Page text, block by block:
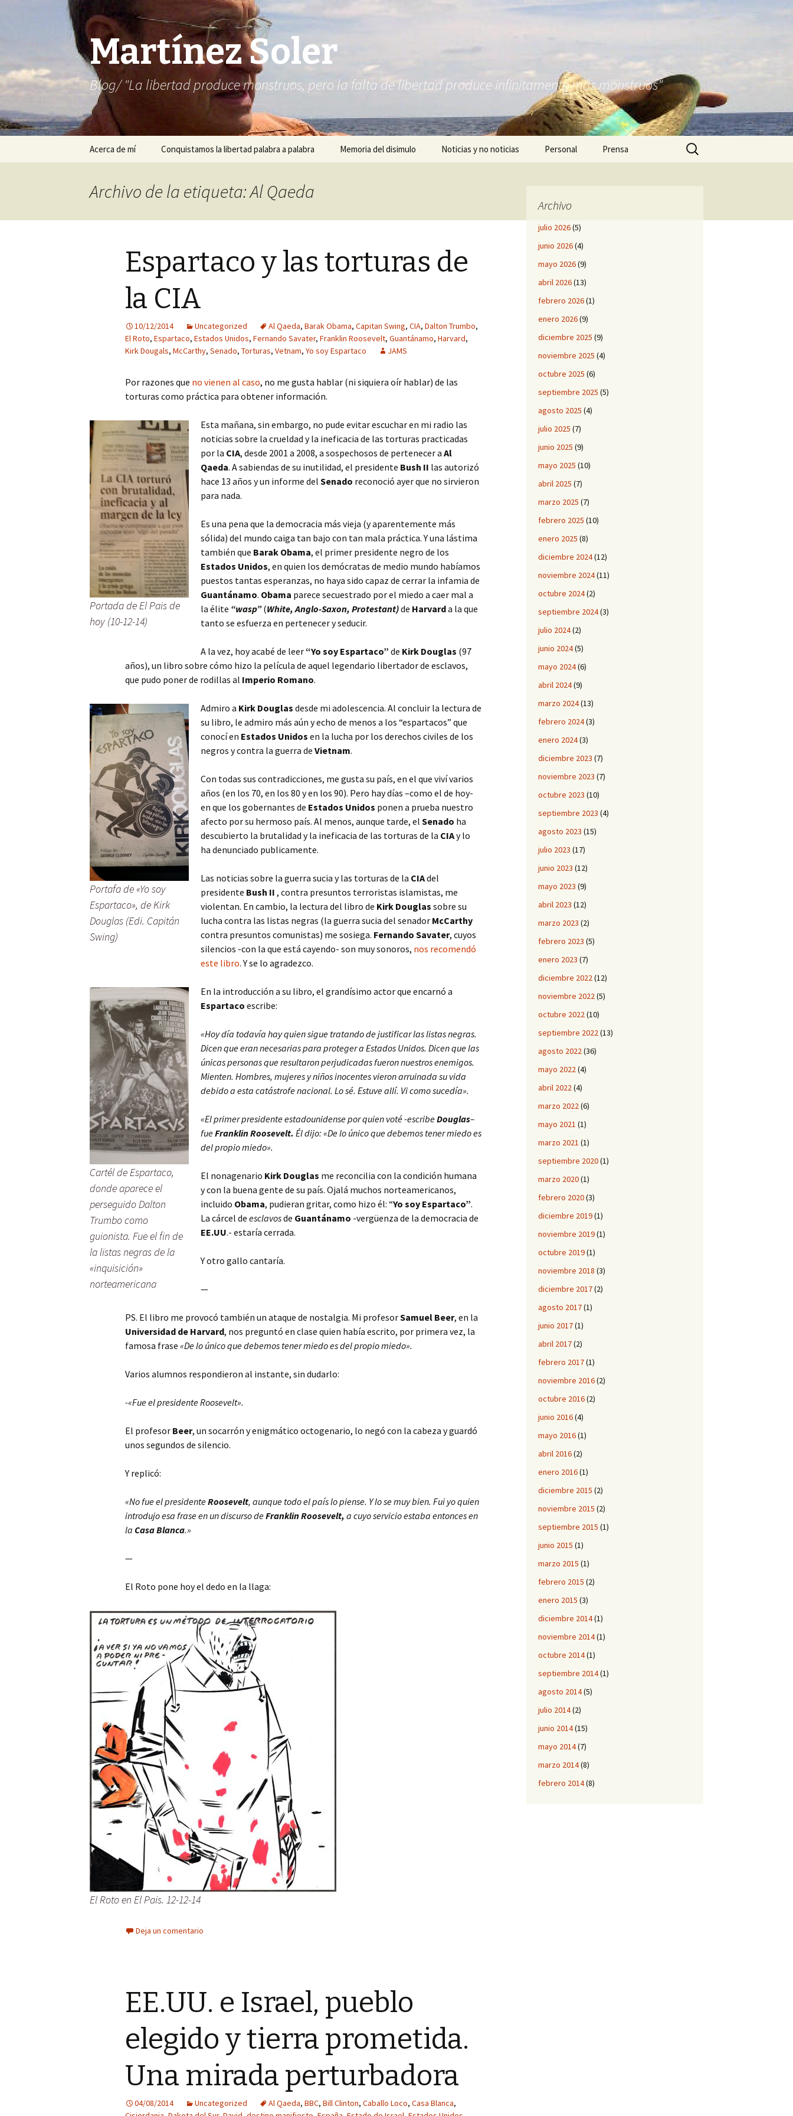
Martínez Soler
Blog/ "La libertad produce monstruos, pero la falta de libertad produce infinitamente más monstruos"
Saltar
Acerca de mí Conquistamos la libertad palabra a palabra Memoria del disimulo Noticias y no noticias Personal Prensa Buscar:
Archivo de la etiqueta: Al Qaeda
Espartaco y las torturas de
la CIA
10/12/2014 Uncategorized Al Qaeda, Barak Obama, Capitan Swing, CIA, Dalton Trumbo,
El Roto, Espartaco, Estados Unidos, Fernando Savater, Franklin Roosevelt, Guantánamo, Harvard,
Kirk Dougals, McCarthy, Senado, Torturas, Vetnam, Yo soy Espartaco JAMS
Por razones que no vienen al caso, no me gusta hablar (ni siquiera oír hablar) de las
torturas como práctica para obtener información.
Portada de El Pais de
hoy (10-12-14)
Esta mañana, sin embargo, no pude evitar escuchar en mi radio las
noticias sobre la crueldad y la ineficacia de las torturas practicadas
por la CIA, desde 2001 a 2008, a sospechosos de pertenecer a Al
Qaeda. A sabiendas de su inutilidad, el presidente Bush II las autorizó
hace 13 años y un informe del Senado reconoció ayer que no sirvieron
para nada.
Es una pena que la democracia más vieja (y aparentemente más
sólida) del mundo caiga tan bajo con tan mala práctica. Y una lástima
también que Barak Obama, el primer presidente negro de los
Estados Unidos, en quien los demócratas de medio mundo habíamos
puestos tantas esperanzas, no haya sido capaz de cerrar la infamia de
Guantánamo. Obama parece secuestrado por el miedo a caer mal a
la élite “wasp”(White, Anglo-Saxon, Protestant)de Harvarda la que
tanto se esfuerza en pertenecer y seducir.
A la vez, hoy acabé de leer“Yo soy Espartaco” de Kirk Douglas (97
años), un libro sobre cómo hizo la película de aquel legendario libertador de esclavos,
que pudo poner de rodillas al Imperio Romano.
Portafa de «Yo soy
Espartaco», de Kirk
Douglas (Edi. Capitán
Swing)
Admiro a Kirk Douglas desde mi adolescencia. Al concluir la lectura de
su libro, le admiro más aún y echo de menos a los “espartacos” que
conocí en Estados Unidos en la lucha por los derechos civiles de los
negros y contra la guerra de Vietnam.
Con todas sus contradicciones, me gusta su país, en el que viví varios
años (en los 70, en los 80 y en los 90). Pero hay días –como el de hoy-
en que los gobernantes de Estados Unidos ponen a prueba nuestro
afecto por su hermoso país. Al menos, aunque tarde, el Senado ha
descubierto la brutalidad y la ineficacia de las torturas de la CIAy lo
ha denunciado publicamente.
Las noticias sobre la guerra sucia y las torturas de la CIAdel
presidente Bush II , contra presuntos terroristas islamistas, me
violentan. En cambio, la lectura del libro de Kirk Douglas sobre su
lucha contra las listas negras (la guerra sucia del senador McCarthy
contra presuntos comunistas) me sosiega. Fernando Savater, cuyos
silencios -con la que está cayendo- son muy sonoros, nos recomendó
este libro. Y se lo agradezco.
Cartél de Espartaco,
donde aparece el
perseguido Dalton
Trumbo como
guionista. Fue el fin de
la listas negras de la
«inquisición»
norteamericana
En la introducción a su libro, el grandísimo actor que encarnó a
Espartaco escribe:
«Hoy día todavía hay quien sigue tratando de justificar las listas negras.
Dicen que eran necesarias para proteger a Estados Unidos. Dicen que las
únicas personas que resultaron perjudicadas fueron nuestros enemigos.
Mienten. Hombres, mujeres y niños inocentes vieron arruinada su vida
debido a esta catástrofe nacional. Lo sé. Estuve allí. Vi como sucedía».
«El primer presidente estadounidense por quien voté -escribeDouglas–
fueFranklin Roosevelt. Él dijo: «De lo único que debemos tener miedo es
del propio miedo».
El nonagenario Kirk Douglas me reconcilia con la condición humana
y con la buena gente de su país. Ojalá muchos norteamericanos,
incluido Obama, pudieran gritar, como hizo él: “Yo soy Espartaco”.
La cárcel de esclavosde Guantánamo -vergüenza de la democracia de
EE.UU.- estaría cerrada.
Y otro gallo cantaría.
—
PS. El libro me provocó también un ataque de nostalgia. Mi profesorSamuel Beer, en la
Universidad de Harvard, nos preguntó en clase quien había escrito, por primera vez, la
famosa frase «De lo único que debemos tener miedo es del propio miedo».
Varios alumnos respondieron al instante, sin dudarlo:
-«Fue el presidente Roosevelt».
El profesor Beer, un socarrón y enigmático octogenario, lo negó con la cabeza y guardó
unos segundos de silencio.
Y replicó:
«No fue el presidenteRoosevelt, aunque todo el país lo piense. Y lo se muy bien. Fui yo quien
introdujo esa frase en un discurso deFranklin Roosevelt, a cuyo servicio estaba entonces en
la Casa Blanca.»
—
El Roto pone hoy el dedo en la llaga:
El Roto en El Pais. 12-12-14
Deja un comentario
EE.UU. e Israel, pueblo
elegido y tierra prometida.
Una mirada perturbadora
04/08/2014 Uncategorized Al Qaeda, BBC, Bill Clinton, Caballo Loco, Casa Blanca,
Archivo
julio 2026(5)
junio 2026(4)
mayo 2026(9)
abril 2026(13)
febrero 2026(1)
enero 2026(9)
diciembre 2025 (9)
noviembre 2025 (4)
octubre 2025 (6)
septiembre 2025 (5)
agosto 2025 (4)
julio 2025 (7)
junio 2025 (9)
mayo 2025 (10)
abril 2025 (7)
marzo 2025 (7)
febrero 2025 (10)
enero 2025 (8)
diciembre 2024(12)
noviembre 2024(11)
octubre 2024(2)
septiembre 2024(3)
julio 2024(2)
junio 2024(5)
mayo 2024(6)
abril 2024(9)
marzo 2024(13)
febrero 2024(3)
enero 2024(3)
diciembre 2023 (7)
noviembre 2023 (7)
octubre 2023 (10)
septiembre 2023 (4)
agosto 2023 (15)
julio 2023 (17)
junio 2023 (12)
mayo 2023 (9)
abril 2023 (12)
marzo 2023 (2)
febrero 2023 (5)
enero 2023 (7)
diciembre 2022(12)
noviembre 2022(5)
octubre 2022(10)
septiembre 2022(13)
agosto 2022(36)
mayo 2022(4)
abril 2022(4)
marzo 2022(6)
mayo 2021 (1)
marzo 2021 (1)
septiembre 2020(1)
marzo 2020(1)
febrero 2020(3)
diciembre 2019(1)
noviembre 2019(1)
octubre 2019(1)
noviembre 2018 (3)
diciembre 2017(2)
agosto 2017(1)
junio 2017(1)
abril 2017(2)
febrero 2017(1)
noviembre 2016(2)
octubre 2016(2)
junio 2016(4)
mayo 2016(1)
abril 2016(2)
enero 2016(1)
diciembre 2015 (2)
noviembre 2015 (2)
septiembre 2015 (1)
junio 2015 (1)
marzo 2015 (1)
febrero 2015 (2)
enero 2015 (3)
diciembre 2014(1)
noviembre 2014(1)
octubre 2014(1)
septiembre 2014(1)
agosto 2014(5)
julio 2014(2)
junio 2014(15)
mayo 2014(7)
marzo 2014(8)
febrero 2014(8)